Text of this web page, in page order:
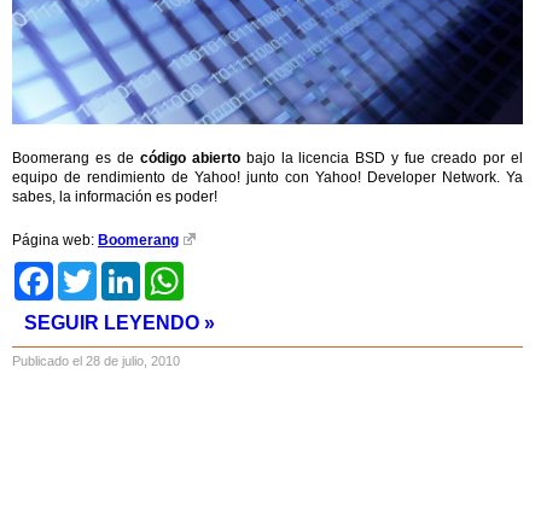
Boomerang es de código abiertobajo la licencia BSD y fue creado por el
equipo de rendimiento de Yahoo! junto con Yahoo! Developer Network. Ya
sabes, la información es poder!
Página web: Boomerang
FacebookTwitter LinkedIn
SEGUIR LEYENDO »
Publicado el 28 de julio, 2010